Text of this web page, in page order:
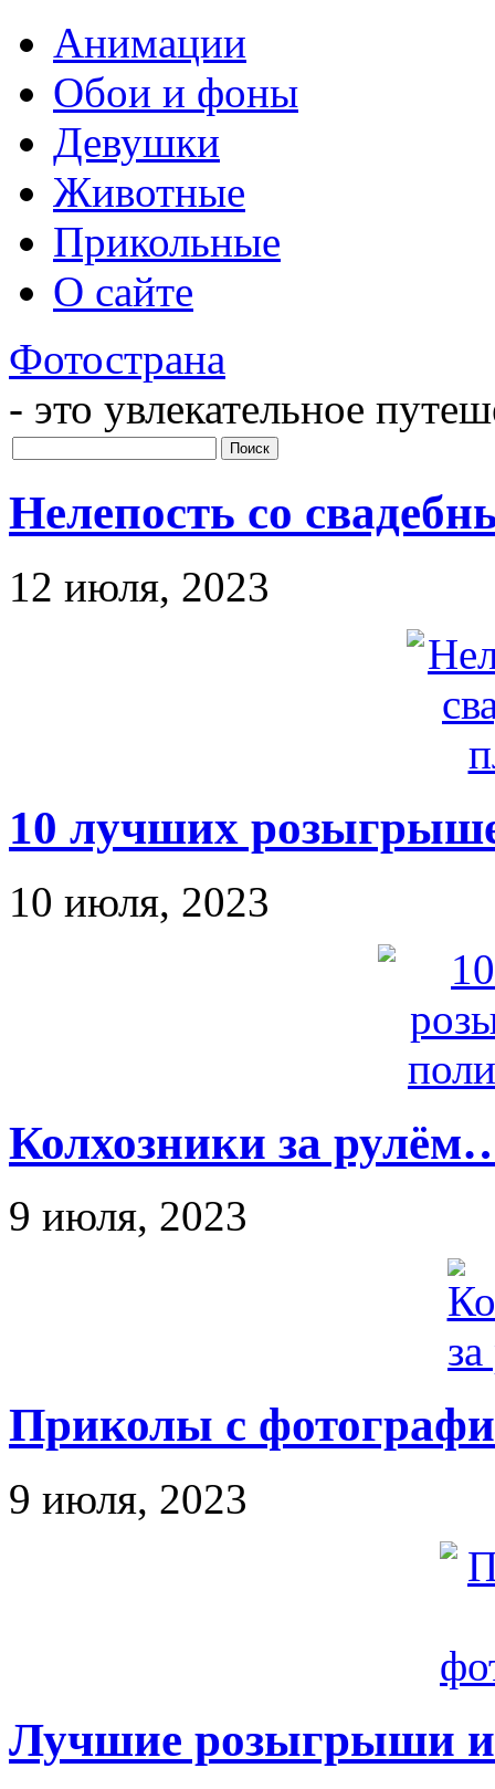
Анимации
Обои и фоны
Девушки
Животные
Прикольные
О сайте
Фотострана
- это увлекательное
Нелепость со
12 июля, 2023
10 лучших
10 июля, 2023
Колхозники за
9 июля, 2023
Приколы с
9 июля, 2023
Лучшие розыгрыши